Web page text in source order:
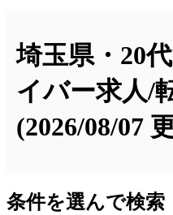
埼玉県・20
イバー求人/
(2026/08/07
条件を選んで検索